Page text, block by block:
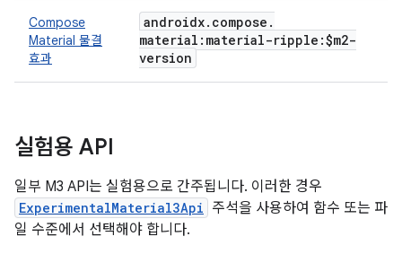
Compose
Material 물결
효과
androidx. compose .
material:material-ripple:$m2-
version
실험용 API
일부 M3 API는 실험용으로 간주됩니다. 이러한 경우
ExperimentalMaterial3Api 주석을 사용하여 함수 또는 파
일 수준에서 선택해야 합니다.